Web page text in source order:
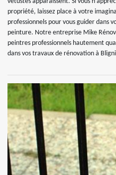
propriété, laissez place à votre
professionnels pour vous guider dans
peinture. Notre entreprise Mike
peintres professionnels hautement
dans vos travaux de rénovation à